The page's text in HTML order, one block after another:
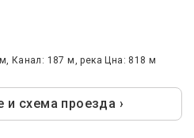
Канал: 187 м, река Цна: 818 м
и схема проезда ›